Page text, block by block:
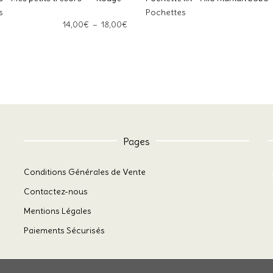
OPTIONS
14,00€ – 18,00€
AJOUTER AU PANIER
Pochettes
Pages
Conditions Générales de Vente
Contactez-nous
Mentions Légales
Paiements Sécurisés